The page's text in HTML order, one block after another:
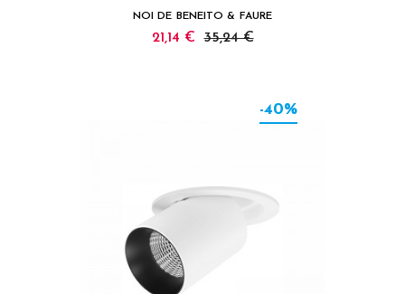
NOI DE BENEITO & FAURE
21,14 € 35,24 €
-40%